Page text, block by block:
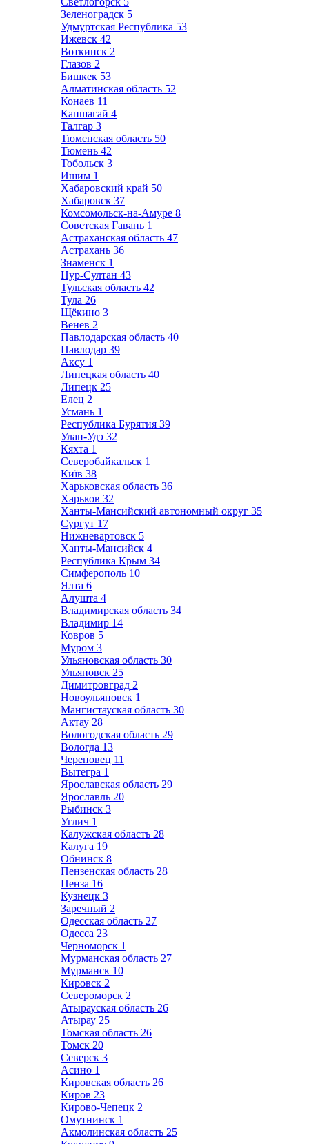
Зеленоградск 5
Удмуртская Республика 53
Ижевск 42
Воткинск 2
Глазов 2
Бишкек 53
Алматинская область 52
Конаев 11
Капшагай 4
Талгар 3
Тюменская область 50
Тюмень 42
Тобольск 3
Ишим 1
Хабаровский край 50
Хабаровск 37
Комсомольск-на-Амуре 8
Советская Гавань 1
Астраханская область 47
Астрахань 36
Знаменск 1
Нур-Султан 43
Тульская область 42
Тула 26
Щёкино 3
Венев 2
Павлодарская область 40
Павлодар 39
Аксу 1
Липецкая область 40
Липецк 25
Елец 2
Усмань 1
Республика Бурятия 39
Улан-Удэ 32
Кяхта 1
Северобайкальск 1
Київ 38
Харьковская область 36
Харьков 32
Ханты-Мансийский автономный округ 35
Сургут 17
Нижневартовск 5
Ханты-Мансийск 4
Республика Крым 34
Симферополь 10
Ялта 6
Алушта 4
Владимирская область 34
Владимир 14
Ковров 5
Муром 3
Ульяновская область 30
Ульяновск 25
Димитровград 2
Новоульяновск 1
Мангистауская область 30
Актау 28
Вологодская область 29
Вологда 13
Череповец 11
Вытегра 1
Ярославская область 29
Ярославль 20
Рыбинск 3
Углич 1
Калужская область 28
Калуга 19
Обнинск 8
Пензенская область 28
Пенза 16
Кузнецк 3
Заречный 2
Одесская область 27
Одесса 23
Черноморск 1
Мурманская область 27
Мурманск 10
Кировск 2
Североморск 2
Атырауская область 26
Атырау 25
Томская область 26
Томск 20
Северск 3
Асино 1
Кировская область 26
Киров 23
Кирово-Чепецк 2
Омутнинск 1
Акмолинская область 25